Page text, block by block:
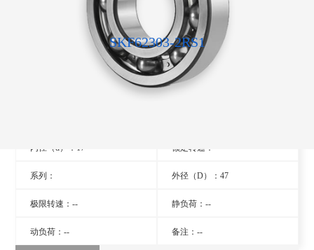
SKF62303-2RS1
内径（d）：17 额定转速：- -
系列： 外径（D）：47
极限转速：-- 静负荷：--
动负荷：-- 备注：--